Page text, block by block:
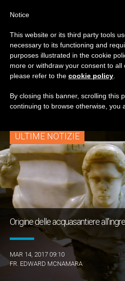
TAG
Posts
ULTIME NOTIZIE
Origine delle acquasantiere
MAR 14, 2017 09:10
FR. EDWARD MCNAMARA
Notice
This website or its third party tools
necessary to its functioning and
purposes illustrated in the cookie
more or withdraw your consent to all
please refer to the cookie policy
By closing this banner, scrolling this
continuing to browse otherwise, you